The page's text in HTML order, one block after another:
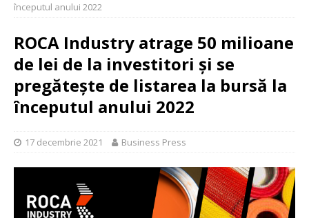
începutul anului 2022
ROCA Industry atrage 50 milioane
de lei de la investitori și se
pregătește de listarea la bursă la
începutul anului 2022
17 decembrie 2021 Business Press